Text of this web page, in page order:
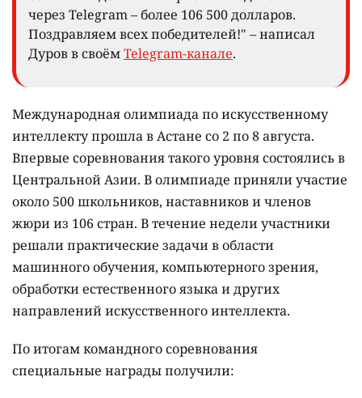
через Telegram – более 106 500 долларов.
Поздравляем всех победителей!" – написал
Дуров в своёмTelegram-канале.
Международная олимпиада по искусственному
интеллекту прошла в Астане со 2 по 8 августа.
Впервые соревнования такого уровня состоялись в
Центральной Азии. В олимпиаде приняли участие
около 500 школьников, наставников и членов
жюри из 106 стран. В течение недели участники
решали практические задачи в области
машинного обучения, компьютерного зрения,
обработки естественного языка и других
направлений искусственного интеллекта.
По итогам командного соревнования
специальные награды получили: